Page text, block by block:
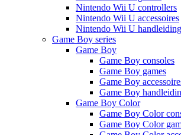
Nintendo Wii U controllers
Nintendo Wii U accessoires
Nintendo Wii U
Game Boy series
Game Boy
Game Boy consoles
Game Boy games
Game Boy
Game Boy
Game Boy Color
Game Boy Color
Game Boy Color